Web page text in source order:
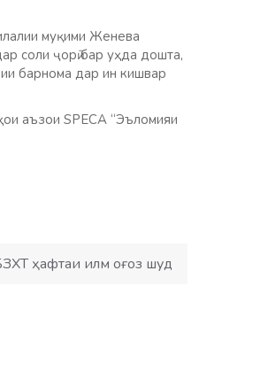
муқими Женева
соли ҷорӣ бар уҳда дошта,
барнома дар ин кишвар
аъзои SPECA “Эъломияи
ҳафтаи илм оғоз шуд